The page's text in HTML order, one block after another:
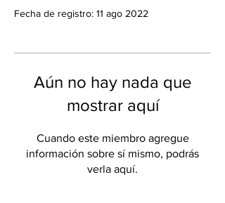
Fecha de registro: 11 ago 2022
Aún no hay nada que
mostrar aquí
Cuando este miembro agregue
información sobre sí mismo, podrás
verla aquí.